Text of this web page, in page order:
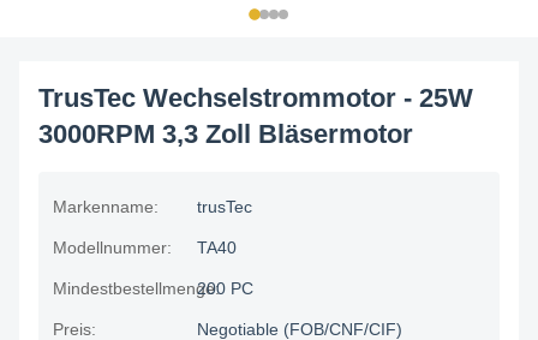
TrusTec Wechselstrommotor - 25W
3000RPM 3,3 Zoll Bläsermotor
Markenname: trusTec
Modellnummer: TA40
Mindestbestellmenge:200 PC
Preis: Negotiable (FOB/CNF/CIF)